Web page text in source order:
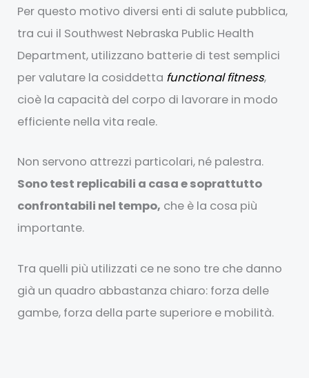
Per questo motivo diversi enti di salute pubblica,
tra cui il Southwest Nebraska Public Health
Department, utilizzano batterie di test semplici
per valutare la cosiddetta functional fitness,
cioè la capacità del corpo di lavorare in modo
efficiente nella vita reale.
Non servono attrezzi particolari, né palestra.
Sono test replicabili a casa e soprattutto
confrontabili nel tempo, che è la cosa più
importante.
Tra quelli più utilizzati ce ne sono tre che danno
già un quadro abbastanza chiaro: forza delle
gambe, forza della parte superiore e mobilità.